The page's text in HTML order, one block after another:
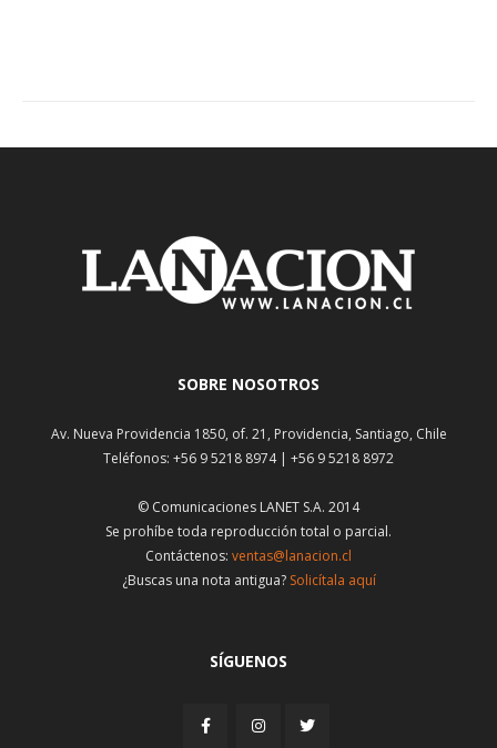
SOBRE NOSOTROS
Av. Nueva Providencia 1850, of. 21, Providencia, Santiago, Chile
Teléfonos: +56 9 5218 8974 | +56 9 5218 8972
© Comunicaciones LANET S.A. 2014
Se prohíbe toda reproducción total o parcial.
Contáctenos: ventas@lanacion.cl
¿Buscas una nota antigua? Solicítala aquí
SÍGUENOS